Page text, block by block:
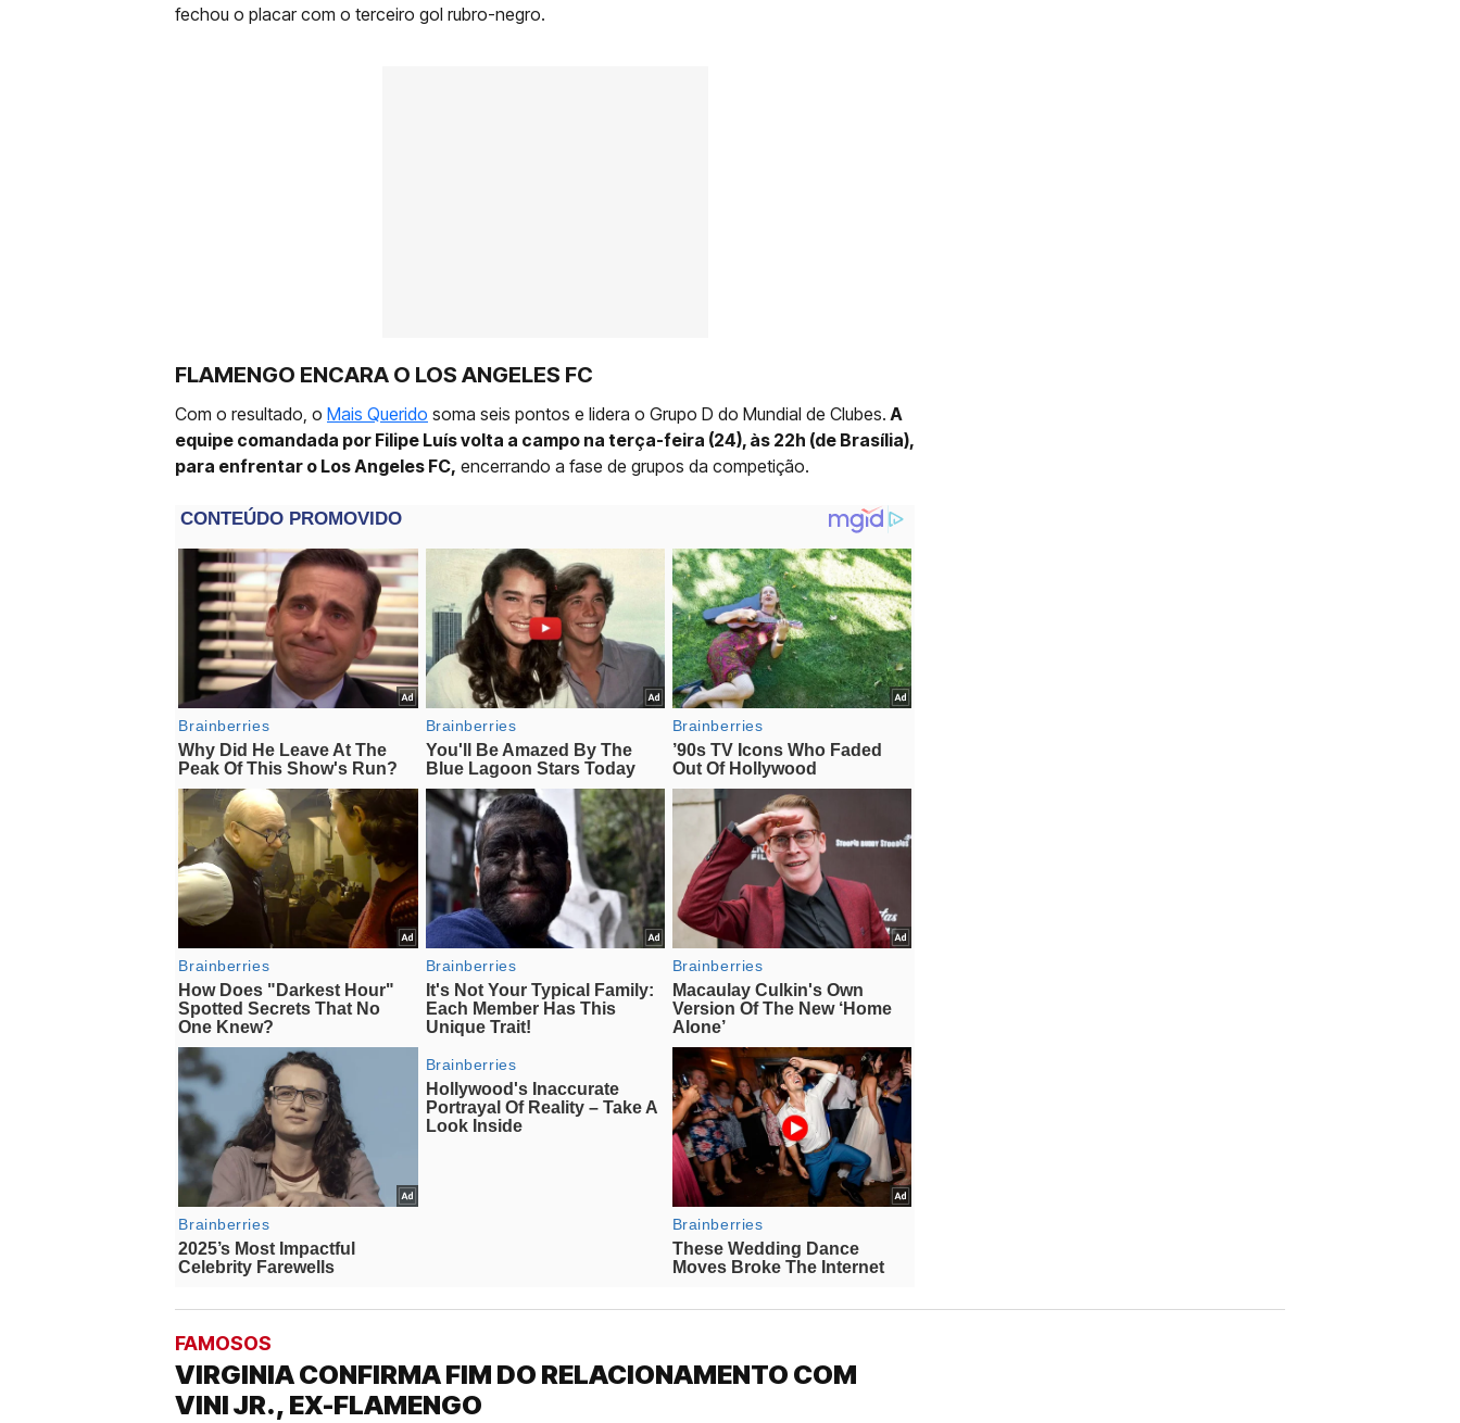
fechou o placar com o terceiro gol rubro-negro.
FLAMENGO ENCARA O LOS ANGELES FC
Com o resultado, o Mais Querido soma seis pontos e lidera o Grupo D do Mundial de Clubes. A
equipe comandada por Filipe Luís volta a campo na terça-feira (24), às 22h (de Brasília),
para enfrentar o Los Angeles FC, encerrando a fase de grupos da competição.
FAMOSOS
VIRGINIA CONFIRMA FIM DO RELACIONAMENTO COM
VINI JR., EX-FLAMENGO